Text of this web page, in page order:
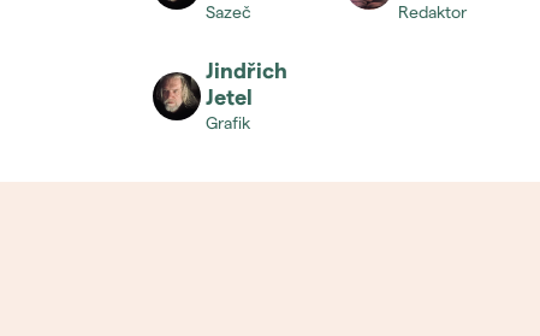
sazeč redaktor
Jindřich
Jetel
grafik